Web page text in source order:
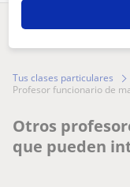
Tus clases particulares
profesor funcionario de
Otros
que pueden